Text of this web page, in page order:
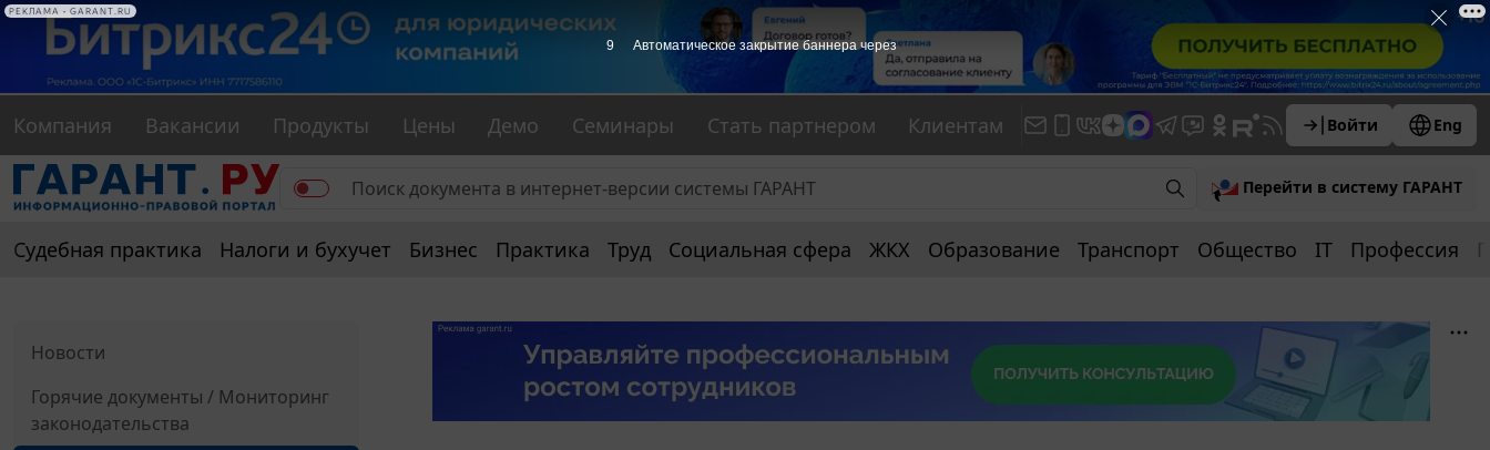
Компания Вакансии Продукты Цены Демо Семинары Стать партнером Клиентам Войти Eng
Перейти в систему ГАРАНТ
Судебная практика Налоги и бухучет Бизнес Практика Труд Социальная сфера ЖКХ Образование Транспорт Общество IT Профессия
Новости
Горячие документы / Мониторинг
законодательства
9 Автоматическое закрытие баннера через
РЕКЛАМА • GARANT.RU